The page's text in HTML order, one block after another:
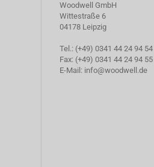
Woodwell GmbH
Wittestraße 6
04178 Leipzig
Tel.: (+49) 0341 44 24 94 54
Fax: (+49) 0341 44 24 94 55
E-Mail: info@woodwell.de